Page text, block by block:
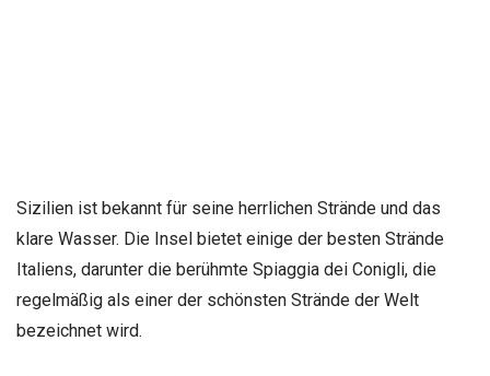
Sizilien ist bekannt für seine herrlichen Strände und das
klare Wasser. Die Insel bietet einige der besten Strände
Italiens, darunter die berühmte Spiaggia dei Conigli, die
regelmäßig als einer der schönsten Strände der Welt
bezeichnet wird.